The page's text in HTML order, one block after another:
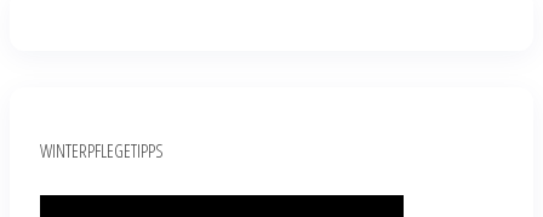
WINTERPFLEGETIPPS